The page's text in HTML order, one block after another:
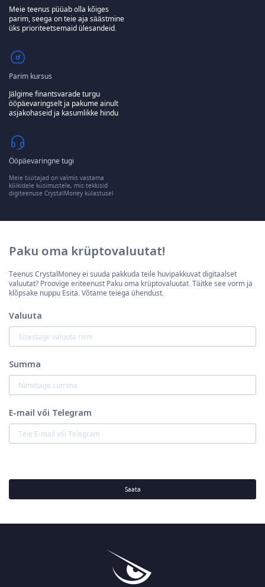
Meie teenus püüab olla kõiges
parim, seega on teie aja säästmine
üks prioriteetsemaid ülesandeid.
Parim kursus
Jälgime finantsvarade turgu
ööpäevaringselt ja pakume ainult
asjakohaseid ja kasumlikke hindu
Ööpäevaringne tugi
Meie töötajad on valmis vastama
kõikidele küsimustele, mis tekkisid
digiteenuse CrystalMoney külastusel
Paku oma krüptovaluutat!
Teenus CrystalMoney ei suuda pakkuda teile huvipakkuvat digitaalset
valuutat? Proovige eriteenust Paku oma krüptovaluutat. Täitke see vorm ja
klõpsake nuppu Esita. Võtame teiega ühendust.
Valuuta
Summa
E-mail vői Telegram
Saata